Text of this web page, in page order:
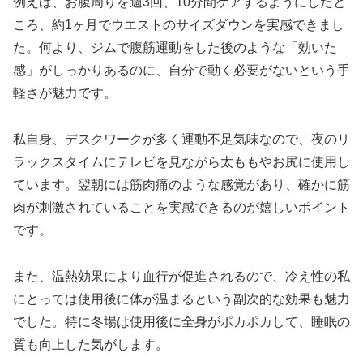
ころ、約1ヶ月でウエストのサイズダウンを実感できまし
た。何より、ジムで腹筋運動をした後のような「効いた
感」がしっかりあるのに、自分で動く必要がないという手
軽さが魅力です。
私自身、デスクワークが多く運動不足気味なので、夜のリ
ラックスタイムにテレビを見ながら太ももやお尻に使用し
ています。翌朝には筋肉痛のような感覚があり、確かに筋
肉が刺激されていることを実感できるのが嬉しいポイント
です。
また、温熱効果により血行が促進されるので、冷え性の私
にとっては使用後に体が温まるという副次的な効果も魅力
でした。特に冬場は使用後に全身がポカポカして、睡眠の
質も向上した気がします。